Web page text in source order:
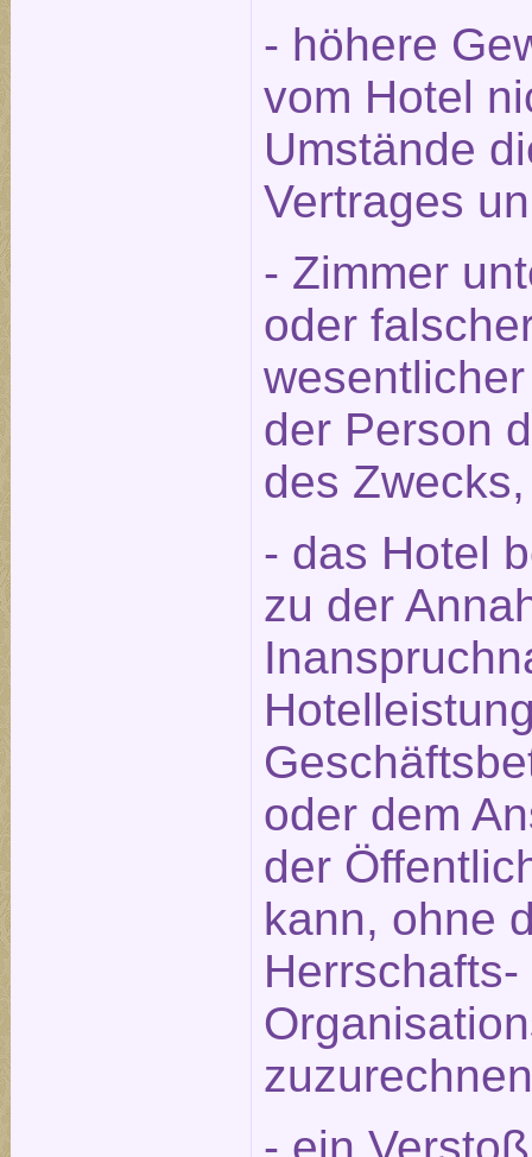
- höhere
vom Hotel
Umstände
Vertrages
- Zimmer
oder
der Person
des
- das Hotel
zu der
oder dem
der
kann, ohne
Herrschafts-